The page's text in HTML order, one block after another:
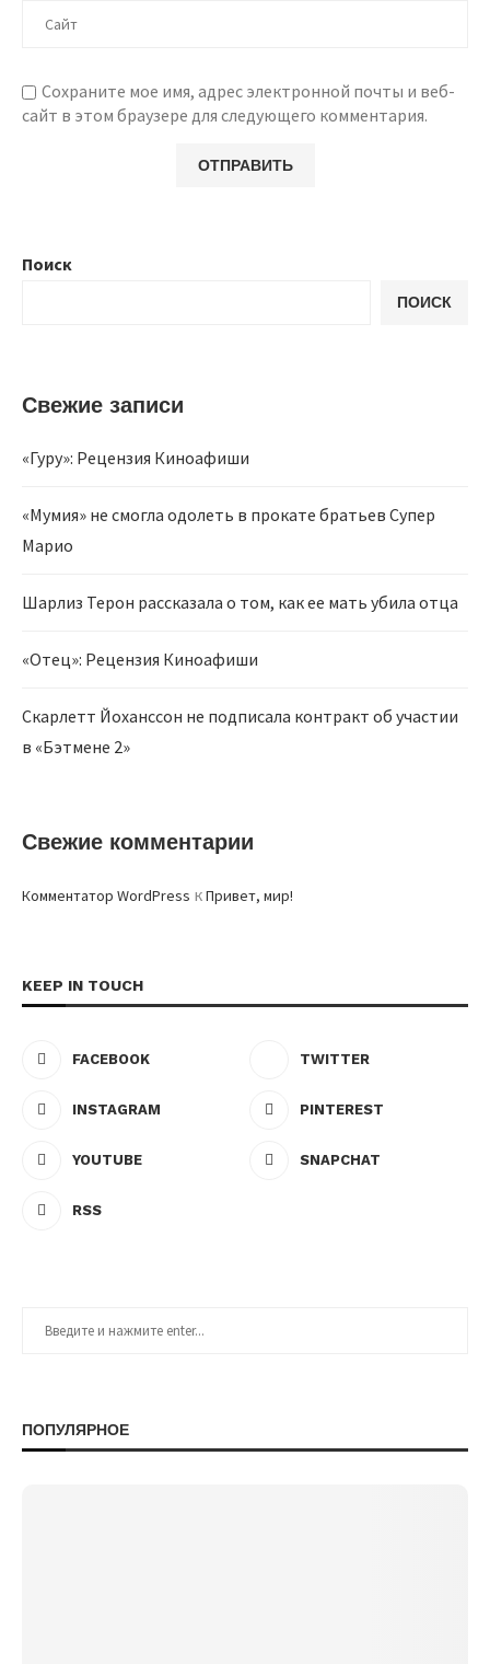
Сохраните мое имя, адрес электронной почты и веб-
сайт в этом браузере для следующего комментария.
Поиск
ПОИСК
Свежие записи
«Гуру»: Рецензия Киноафиши
«Мумия» не смогла одолеть в прокате братьев Супер
Марио
Шарлиз Терон рассказала о том, как ее мать убила отца
«Отец»: Рецензия Киноафиши
Скарлетт Йоханссон не подписала контракт об участии
в «Бэтмене 2»
Свежие комментарии
Комментатор WordPress кПривет, мир!
KEEP IN TOUCH
FACEBOOK TWITTER
INSTAGRAM PINTEREST
YOUTUBE SNAPCHAT
RSS
ПОПУЛЯРНОЕ